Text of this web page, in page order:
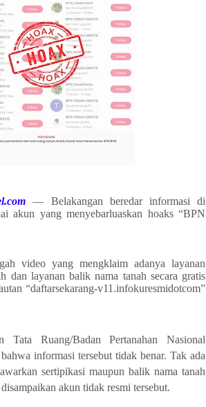
— Belakangan beredar informasi di
akun yang menyebarluaskan hoaks “BPN
video yang mengklaim adanya layanan
dan layanan balik nama tanah secara gratis
“daftarsekarang-v11.infokuresmidotcom”
Tata Ruang/Badan Pertanahan Nasional
informasi tersebut tidak benar. Tak ada
sertipikasi maupun balik nama tanah
akun tidak resmi tersebut.